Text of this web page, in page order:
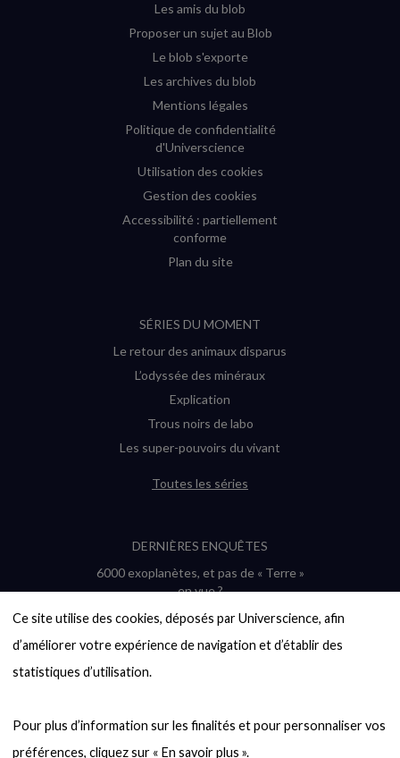
Ce site utilise des cookies, déposés par Universcience, afin
d’améliorer votre expérience de navigation et d’établir des
statistiques d’utilisation.
Pour plus d’information sur les finalités et pour personnaliser vos
Les amis du blob
Proposer un sujet au Blob
Le blob s'exporte
Les archives du blob
Mentions légales
Politique de confidentialité
d'Universcience
Utilisation des cookies
Gestion des cookies
Accessibilité : partiellement
conforme
Plan du site
SÉRIES DU MOMENT
Le retour des animaux disparus
L’odyssée des minéraux
Explication
Trous noirs de labo
Les super-pouvoirs du vivant
Toutes les séries
DERNIÈRES ENQUÊTES
6000 exoplanètes, et pas de « Terre »
en vue ?
Quel avenir pour les cryptos ?
Un loup préhistorique ressuscité ? La
désextinction en question
Entre mathématiques et politique : la
Évaluer l’intelligence humaine : un vrai